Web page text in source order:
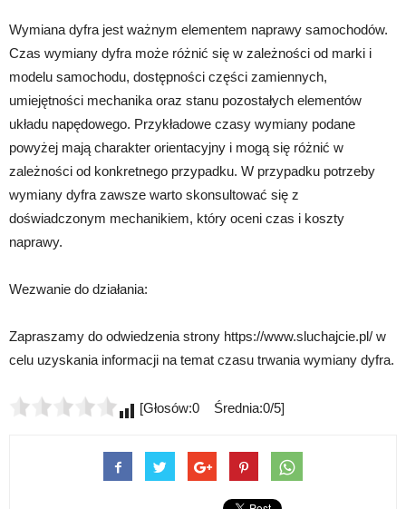
Wymiana dyfra jest ważnym elementem naprawy samochodów.
Czas wymiany dyfra może różnić się w zależności od marki i
modelu samochodu, dostępności części zamiennych,
umiejętności mechanika oraz stanu pozostałych elementów
układu napędowego. Przykładowe czasy wymiany podane
powyżej mają charakter orientacyjny i mogą się różnić w
zależności od konkretnego przypadku. W przypadku potrzeby
wymiany dyfra zawsze warto skonsultować się z
doświadczonym mechanikiem, który oceni czas i koszty
naprawy.
Wezwanie do działania:
Zapraszamy do odwiedzenia strony https://www.sluchajcie.pl/ w
celu uzyskania informacji na temat czasu trwania wymiany dyfra.
[Głosów:0 Średnia:0/5]